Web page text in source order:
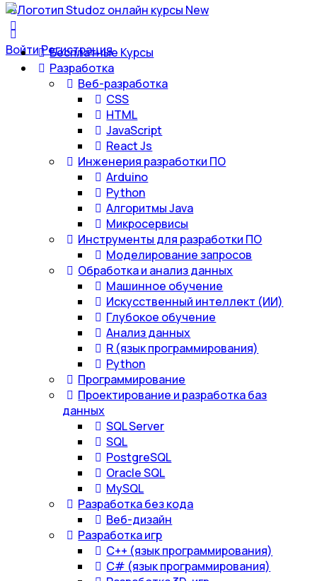
ВойтиРегистрация
Бесплатные Курсы
Разработка
Веб-разработка
CSS
HTML
JavaScript
React Js
Инженерия разработки ПО
Arduino
Python
Алгоритмы Java
Микросервисы
Инструменты для разработки ПО
Моделирование запросов
Обработка и анализ данных
Машинное обучение
Искусственный интеллект (ИИ)
Глубокое обучение
Анализ данных
R (язык программирования)
Python
Программирование
Проектирование и разработка баз
данных
SQL Server
SQL
PostgreSQL
Oracle SQL
MySQL
Разработка без кода
Веб-дизайн
Разработка игр
С++ (язык программирования)
С# (язык программирования)